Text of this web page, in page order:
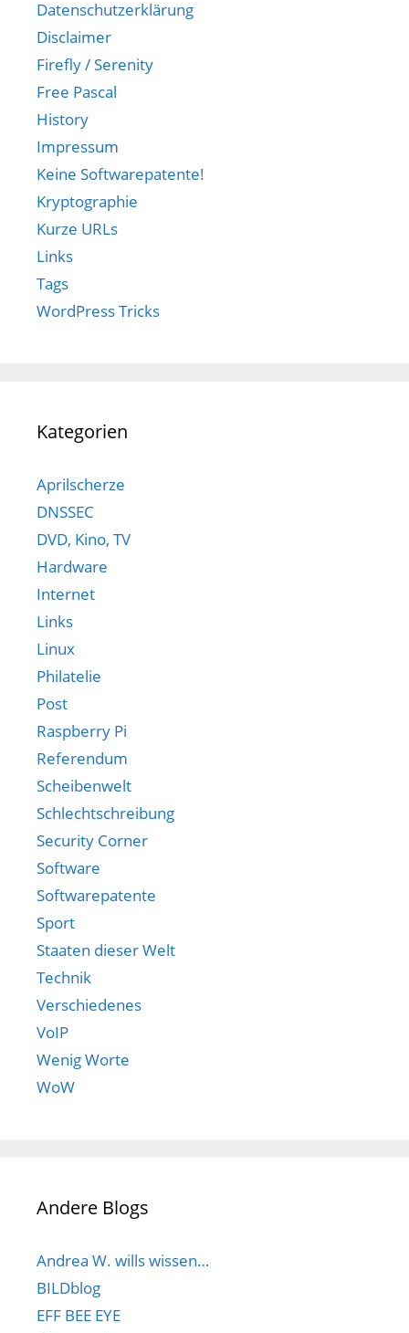
Datenschutzerklärung
Disclaimer
Firefly / Serenity
Free Pascal
History
Impressum
Keine Softwarepatente!
Kryptographie
Kurze URLs
Links
Tags
WordPress Tricks
Kategorien
Aprilscherze
DNSSEC
DVD, Kino, TV
Hardware
Internet
Links
Linux
Philatelie
Post
Raspberry Pi
Referendum
Scheibenwelt
Schlechtschreibung
Security Corner
Software
Softwarepatente
Sport
Staaten dieser Welt
Technik
Verschiedenes
VoIP
Wenig Worte
WoW
Andere Blogs
Andrea W. wills wissen…
BILDblog
EFF BEE EYE